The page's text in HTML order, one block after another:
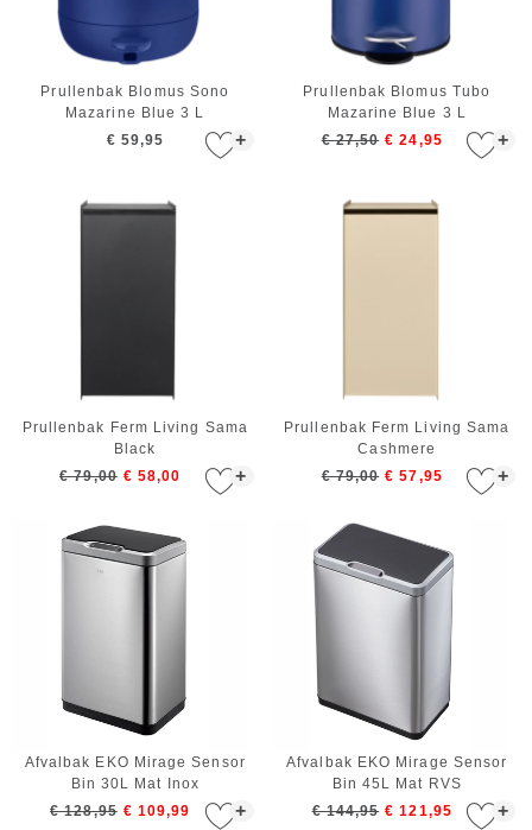
+
Prullenbak Blomus Sono
Mazarine Blue 3 L
€ 59,95
+
Prullenbak Blomus Tubo
Mazarine Blue 3 L
€ 27,50 € 24,95
+
Prullenbak Ferm Living Sama
Black
€ 79,00 € 58,00 +
Prullenbak Ferm Living Sama
Cashmere
€ 79,00 € 57,95
+
Afvalbak EKO Mirage Sensor
Bin 30L Mat Inox
€ 128,95 € 109,99 +
Afvalbak EKO Mirage Sensor
Bin 45L Mat RVS
€ 144,95 € 121,95